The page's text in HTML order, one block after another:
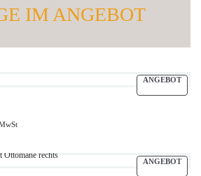
IM ANGEBOT
ANGEBOT
€
ANGEBOT